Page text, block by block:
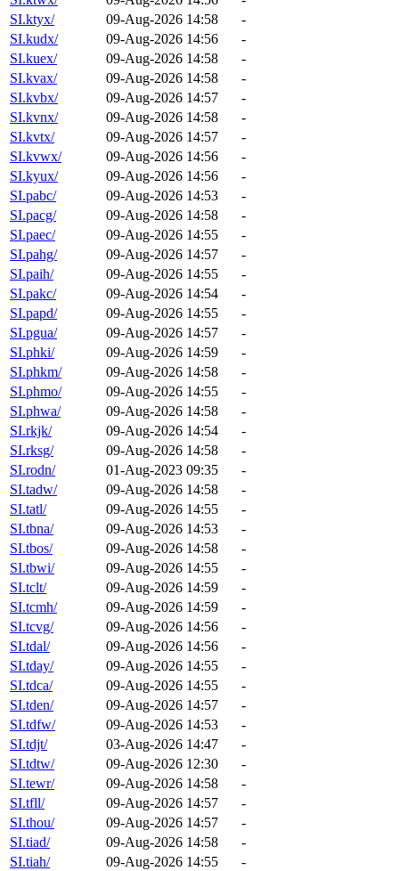
SI.ktyx/
09-Aug-2026 14:58
-
SI.kudx/
09-Aug-2026 14:56
-
SI.kuex/
09-Aug-2026 14:58
-
SI.kvax/
09-Aug-2026 14:58
-
SI.kvbx/
09-Aug-2026 14:57
-
SI.kvnx/
09-Aug-2026 14:58
-
SI.kvtx/
09-Aug-2026 14:57
-
SI.kvwx/
09-Aug-2026 14:56
-
SI.kyux/
09-Aug-2026 14:56
-
SI.pabc/
09-Aug-2026 14:53
-
SI.pacg/
09-Aug-2026 14:58
-
SI.paec/
09-Aug-2026 14:55
-
SI.pahg/
09-Aug-2026 14:57
-
SI.paih/
09-Aug-2026 14:55
-
SI.pakc/
09-Aug-2026 14:54
-
SI.papd/
09-Aug-2026 14:55
-
SI.pgua/
09-Aug-2026 14:57
-
SI.phki/
09-Aug-2026 14:59
-
SI.phkm/
09-Aug-2026 14:58
-
SI.phmo/
09-Aug-2026 14:55
-
SI.phwa/
09-Aug-2026 14:58
-
SI.rkjk/
09-Aug-2026 14:54
-
SI.rksg/
09-Aug-2026 14:58
-
SI.rodn/
01-Aug-2023 09:35
-
SI.tadw/
09-Aug-2026 14:58
-
SI.tatl/
09-Aug-2026 14:55
-
SI.tbna/
09-Aug-2026 14:53
-
SI.tbos/
09-Aug-2026 14:58
-
SI.tbwi/
09-Aug-2026 14:55
-
SI.tclt/
09-Aug-2026 14:59
-
SI.tcmh/
09-Aug-2026 14:59
-
SI.tcvg/
09-Aug-2026 14:56
-
SI.tdal/
09-Aug-2026 14:56
-
SI.tday/
09-Aug-2026 14:55
-
SI.tdca/
09-Aug-2026 14:55
-
SI.tden/
09-Aug-2026 14:57
-
SI.tdfw/
09-Aug-2026 14:53
-
SI.tdjt/
03-Aug-2026 14:47
-
SI.tdtw/
09-Aug-2026 12:30
-
SI.tewr/
09-Aug-2026 14:58
-
SI.tfll/
09-Aug-2026 14:57
-
SI.thou/
09-Aug-2026 14:57
-
SI.tiad/
09-Aug-2026 14:58
-
SI.tiah/
09-Aug-2026 14:55
-